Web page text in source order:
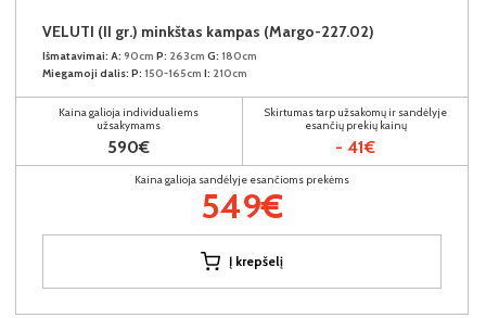
VELUTI (II gr.) minkštas kampas (Margo-227.02)
Išmatavimai: A: 90cm P: 263cm G: 180cm
Miegamoji dalis: P: 150-165cm I: 210cm
Kaina galioja individualiems
užsakymams
590€
Skirtumas tarp užsakomų ir sandėlyje
esančių prekių kainų
- 41€
Kaina galioja sandėlyje esančioms prekėms
549€
Į krepšelį